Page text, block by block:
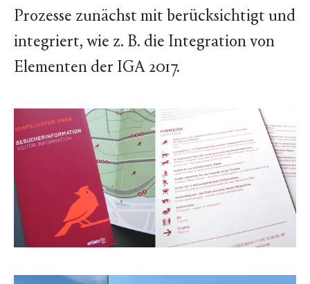
Prozesse zunächst mit berücksichtigt und
integriert, wie z. B. die Integration von
Elementen der IGA 2017.